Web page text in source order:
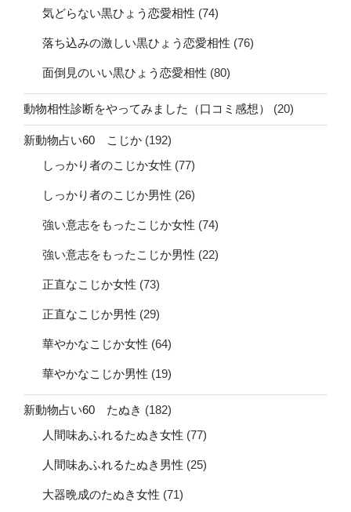
気どらない黒ひょう恋愛相性 (74)
落ち込みの激しい黒ひょう恋愛相性 (76)
面倒見のいい黒ひょう恋愛相性 (80)
動物相性診断をやってみました（口コミ感想） (20)
新動物占い60 こじか (192)
しっかり者のこじか女性 (77)
しっかり者のこじか男性 (26)
強い意志をもったこじか女性 (74)
強い意志をもったこじか男性 (22)
正直なこじか女性 (73)
正直なこじか男性 (29)
華やかなこじか女性 (64)
華やかなこじか男性 (19)
新動物占い60 たぬき (182)
人間味あふれるたぬき女性 (77)
人間味あふれるたぬき男性 (25)
大器晩成のたぬき女性 (71)